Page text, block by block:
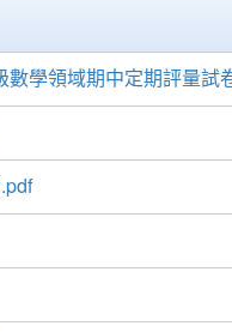
數學領域期中定期評量試